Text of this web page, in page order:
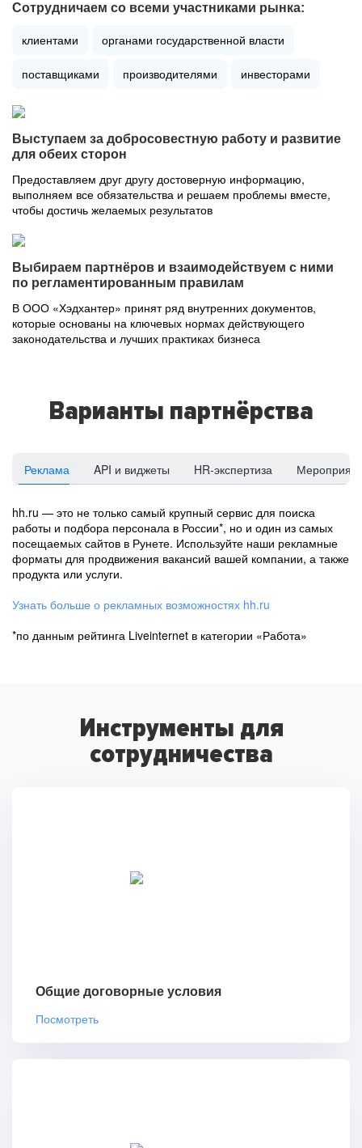
Сотрудничаем со всеми участниками рынка:
клиентами органами государственной власти
поставщиками производителями инвесторами
Выступаем за добросовестную работу и развитие
для обеих сторон
Предоставляем друг другу достоверную информацию,
выполняем все обязательства и решаем проблемы вместе,
чтобы достичь желаемых результатов
Выбираем партнёров и взаимодействуем с ними
по регламентированным правилам
В ООО «Хэдхантер» принят ряд внутренних документов,
которые основаны на ключевых нормах действующего
законодательства и лучших практиках бизнеса
Варианты партнёрства
Реклама API и виджеты HR-экспертиза
hh.ru — это не только самый крупный сервис для поиска
работы и подбора персонала в России*, но и один из самых
посещаемых сайтов в Рунете. Используйте наши рекламные
форматы для продвижения вакансий вашей компании, а также
продукта или услуги.
Узнать больше о рекламных возможностях hh.ru
*по данным рейтинга Liveinternet в категории «Работа»
Инструменты для
сотрудничества
Общие договорные условия
Посмотреть